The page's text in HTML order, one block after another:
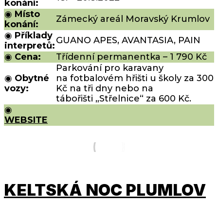
konání:
◉ Místo
konání:
Zámecký areál Moravský Krumlov
◉ Příklady
interpretů:GUANO APES, AVANTASIA, PAIN
◉ Cena:
Třídenní permanentka – 1 790 Kč
◉ Obytné
vozy:
Parkování pro karavany
na fotbalovém hřišti u školy za 300
Kč na tři dny nebo na
tábořišti „Střelnice“ za 600 Kč.
◉
WEBSITE
KELTSKÁ NOC PLUMLOV